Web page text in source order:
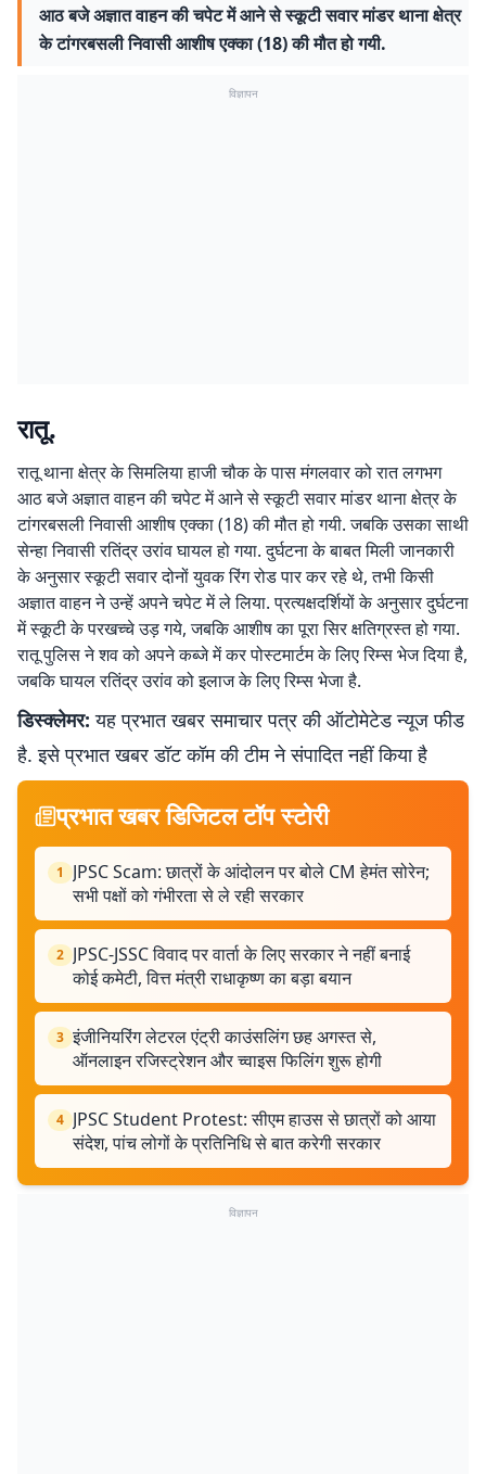
आठ बजे अज्ञात वाहन की चपेट में आने से स्कूटी सवार मांडर थाना क्षेत्र
के टांगरबसली निवासी आशीष एक्का (18) की मौत हो गयी.
विज्ञापन
रातू.
रातू थाना क्षेत्र के सिमलिया हाजी चौक के पास मंगलवार को रात लगभग
आठ बजे अज्ञात वाहन की चपेट में आने से स्कूटी सवार मांडर थाना क्षेत्र के
टांगरबसली निवासी आशीष एक्का (18) की मौत हो गयी. जबकि उसका साथी
सेन्हा निवासी रतिंद्र उरांव घायल हो गया. दुर्घटना के बाबत मिली जानकारी
के अनुसार स्कूटी सवार दोनों युवक रिंग रोड पार कर रहे थे, तभी किसी
अज्ञात वाहन ने उन्हें अपने चपेट में ले लिया. प्रत्यक्षदर्शियों के अनुसार दुर्घटना
में स्कूटी के परखच्चे उड़ गये, जबकि आशीष का पूरा सिर क्षतिग्रस्त हो गया.
रातू पुलिस ने शव को अपने कब्जे में कर पोस्टमार्टम के लिए रिम्स भेज दिया है,
जबकि घायल रतिंद्र उरांव को इलाज के लिए रिम्स भेजा है.
डिस्क्लेमर: यह प्रभात खबर समाचार पत्र की ऑटोमेटेड न्यूज फीड
है. इसे प्रभात खबर डॉट कॉम की टीम ने संपादित नहीं किया है
प्रभात खबर डिजिटल टॉप स्टोरी
1
JPSC Scam: छात्रों के आंदोलन पर बोले CM हेमंत सोरेन;
सभी पक्षों को गंभीरता से ले रही सरकार
2 JPSC-JSSC विवाद पर वार्ता के लिए सरकार ने नहीं बनाई
कोई कमेटी, वित्त मंत्री राधाकृष्ण का बड़ा बयान
3 इंजीनियरिंग लेटरल एंट्री काउंसलिंग छह अगस्त से,
ऑनलाइन रजिस्ट्रेशन और च्वाइस फिलिंग शुरू होगी
4 JPSC Student Protest: सीएम हाउस से छात्रों को आया
संदेश, पांच लोगों के प्रतिनिधि से बात करेगी सरकार
विज्ञापन